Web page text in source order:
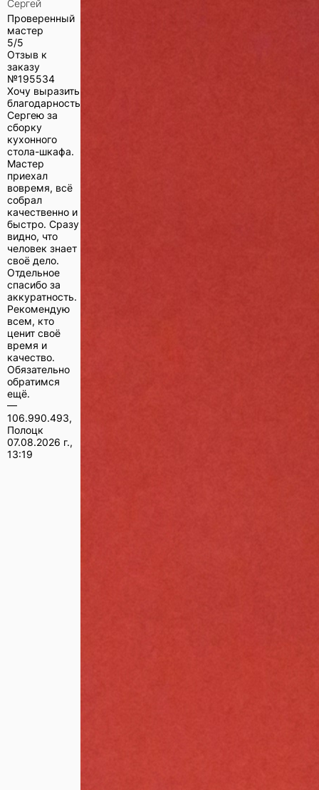
Сергей
Проверенный
мастер
5/5
Отзыв к
заказу
№195534
Хочу выразить
благодарность
Сергею за
сборку
кухонного
стола-шкафа.
Мастер
приехал
вовремя, всё
собрал
качественно и
быстро. Сразу
видно, что
человек знает
своё дело.
Отдельное
спасибо за
аккуратность.
Рекомендую
всем, кто
ценит своё
время и
качество.
Обязательно
обратимся
ещё.
—
106.990.493,
Полоцк
07.08.2026 г.,
13:19